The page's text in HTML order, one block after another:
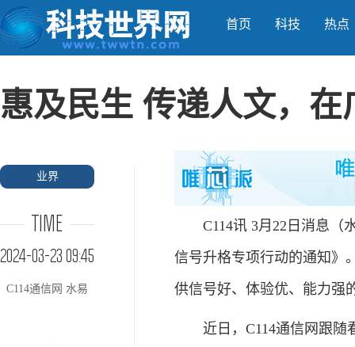
首页 科技 热点
惠及民生 传递人文，
业界
TIME
2024-03-23 09:45
C114通信网 水易
C114讯 3月22日消息（水
信号升格专项行动的通知》
供信号好、体验优、能力强
近日，C114通信网跟随